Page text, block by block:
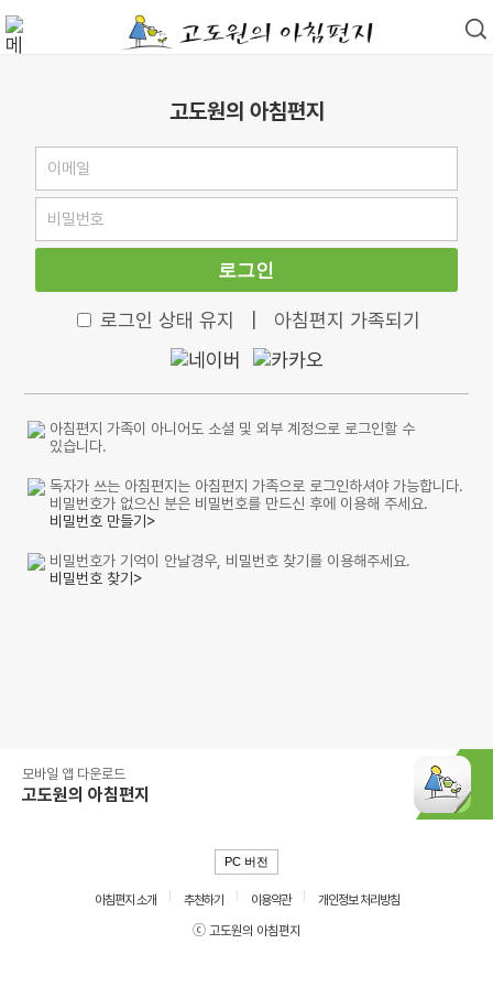
고도원의 아침편지
로그인
로그인 상태 유지 아침편지 가족되기
아침편지 가족이 아니어도 소셜 및 외부 계정으로 로그인할 수
있습니다.
독자가 쓰는 아침편지는 아침편지 가족으로 로그인하셔야 가능합니다.
비밀번호가 없으신 분은 비밀번호를 만드신 후에 이용해 주세요.
비밀번호 만들기>
비밀번호가 기억이 안날경우, 비밀번호 찾기를 이용해주세요.
비밀번호 찾기>
모바일 앱 다운로드
고도원의 아침편지
PC 버전
아침편지 소개 추천하기 이용약관
개인정보 처리방침
ⓒ 고도원의 아침편지